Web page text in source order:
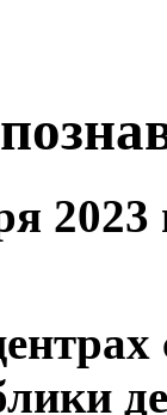
2023